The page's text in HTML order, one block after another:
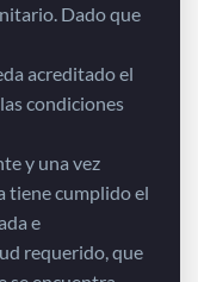
Dado que
acreditado el
condiciones
y una vez
tiene cumplido el
e
requerido, que